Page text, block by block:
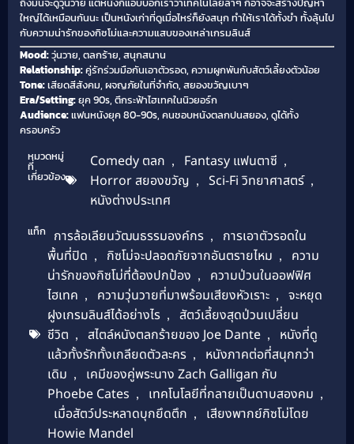
ใหญ่ได้เหมือนกันนะ เป็นหนังเก่าที่ดูเมื่อไหร่ก็ยังสนุก ทำให้เราได้ทั้งขำ ทั้งลุ้นไป
กับความน่ารักของกิซโม่และความแสบของเหล่าเกรมลินส์
Mood:วุ่นวาย, ตลกร้าย, สนุกสนาน
Relationship:คู่รักร่วมมือกันเอาตัวรอด, ความผูกพันกับสัตว์เลี้ยงตัวน้อย
Tone:เสียดสีสังคม, ผจญภัยในที่จำกัด, สยองขวัญเบาๆ
Era/Setting:ยุค 90s, ตึกระฟ้าไฮเทคในนิวยอร์ก
Audience:แฟนหนังยุค 80-90s, คนชอบหนังตลกปนสยอง, ดูได้ทั้ง
ครอบครัว
หมวดหมู่
ที่
เกี่ยวข้อง
Comedy ตลก , Fantasy แฟนตาซี ,
Horror สยองขวัญ , Sci-Fi วิทยาศาสตร์ ,
หนังต่างประเทศ
แท็ก การล้อเลียนวัฒนธรรมองค์กร ,
การเอาตัวรอดใน
พื้นที่ปิด , กิซโม่จะปลอดภัยจากอันตรายไหม ,
ความ
น่ารักของกิซโม่ที่ต้องปกป้อง ,
ความป่วนในออฟฟิศ
ไฮเทค , ความวุ่นวายที่มาพร้อมเสียงหัวเราะ ,
จะหยุด
ฝูงเกรมลินส์ได้อย่างไร ,
สัตว์เลี้ยงสุดป่วนเปลี่ยน
ชีวิต , สไตล์หนังตลกร้ายของ Joe Dante ,
หนังที่ดู
แล้วทั้งรักทั้งเกลียดตัวละคร ,
หนังภาคต่อที่สนุกกว่า
เดิม ,
เคมีของคู่พระนาง Zach Galligan กับ
Phoebe Cates , เทคโนโลยีที่กลายเป็นดาบสองคม ,
เมื่อสัตว์ประหลาดบุกยึดตึก ,
เสียงพากย์กิซโม่โดย
Howie Mandel